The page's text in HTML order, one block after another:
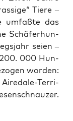
Tie­re –
umfaß­te das
Schä­fer­hun­
sei­en –
200. 000 Hun­
wor­den:
Aire­da­le-Ter­ri­